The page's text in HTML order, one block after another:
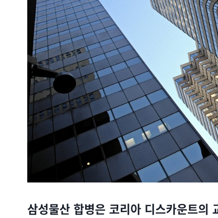
삼성물산 합병은 코리아 디스카운트의